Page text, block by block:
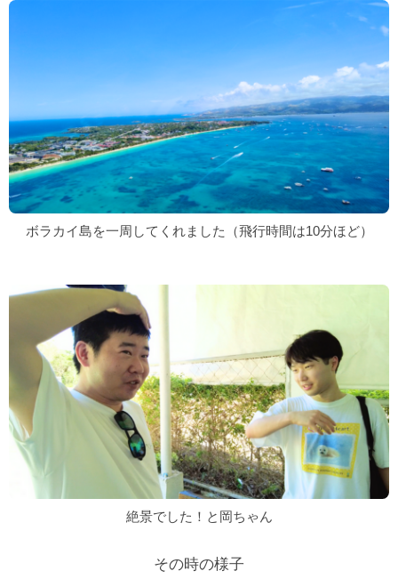
ボラカイ島を一周してくれました（飛行時間は10分ほど）
絶景でした！と岡ちゃん
その時の様子